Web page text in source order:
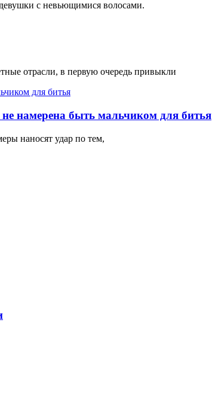
с невьющимися волосами.
отрасли, в первую очередь привыкли
намерена быть мальчиком для битья
наносят удар по тем,